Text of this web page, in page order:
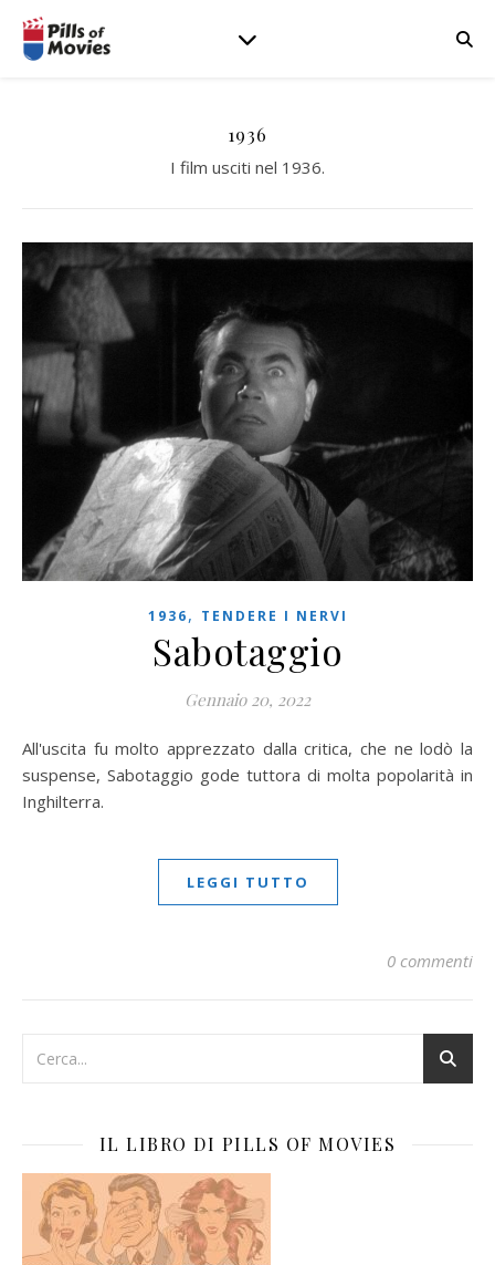
1936
I film usciti nel 1936.
1936, TENDERE I NERVI
Sabotaggio
Gennaio 20, 2022
All'uscita fu molto apprezzato dalla critica, che ne lodò la
suspense, Sabotaggio gode tuttora di molta popolarità in
Inghilterra.
LEGGI TUTTO
0 commenti
IL LIBRO DI PILLS OF MOVIES